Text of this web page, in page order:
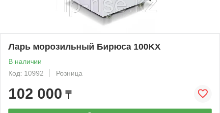
Ларь морозильный Бирюса 100KX
В наличии
Код: 10992
Розница
102 000 ₸